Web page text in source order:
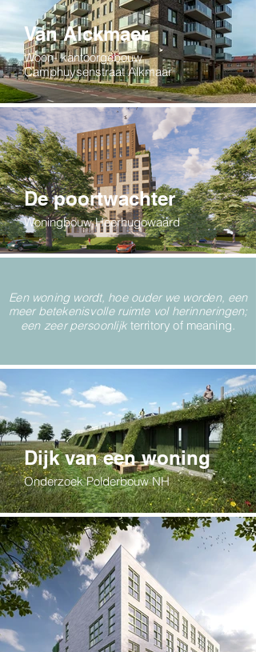
Van Alckmaer
Woon- kantoorgebouw
Camphuysenstraat Alkmaar
De poortwachter
Woningbouw Heerhugowaard
Een woning wordt, hoe ouder we worden, een
meer betekenisvolle ruimte vol herinneringen;
een zeer persoonlijk territory of meaning
Dijk van een woning
Onderzoek Polderbouw NH